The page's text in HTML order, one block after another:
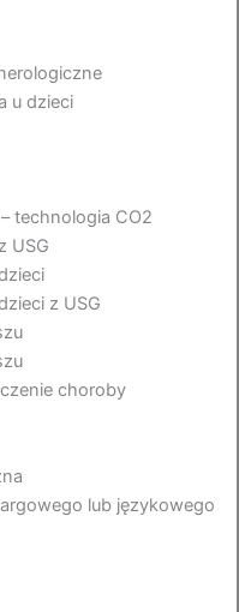
u dzieci
technologia CO2
USG
z USG
choroby
lub językowego